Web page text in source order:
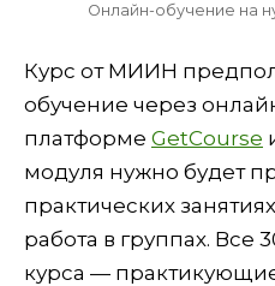
Онлайн-обучение на
Курс от МИИН
обучение через
платформе GetCourse
модуля нужно будет
практических
работа в группах. Все
курса —